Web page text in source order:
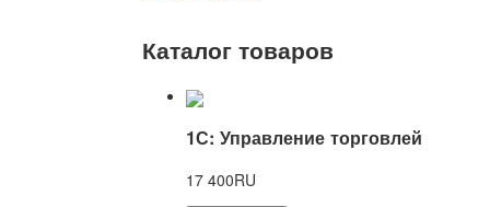
Каталог товаров
1С: Управление торговлей
17 400RU